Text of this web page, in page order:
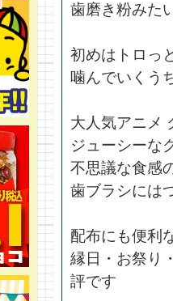
歯磨き粉みた
初めはトロっ
噛んでいくう
大人気アニメ
ジューシーな
不思議な食感
歯ブラシには
配布にも便利
縁日・お祭り
評です